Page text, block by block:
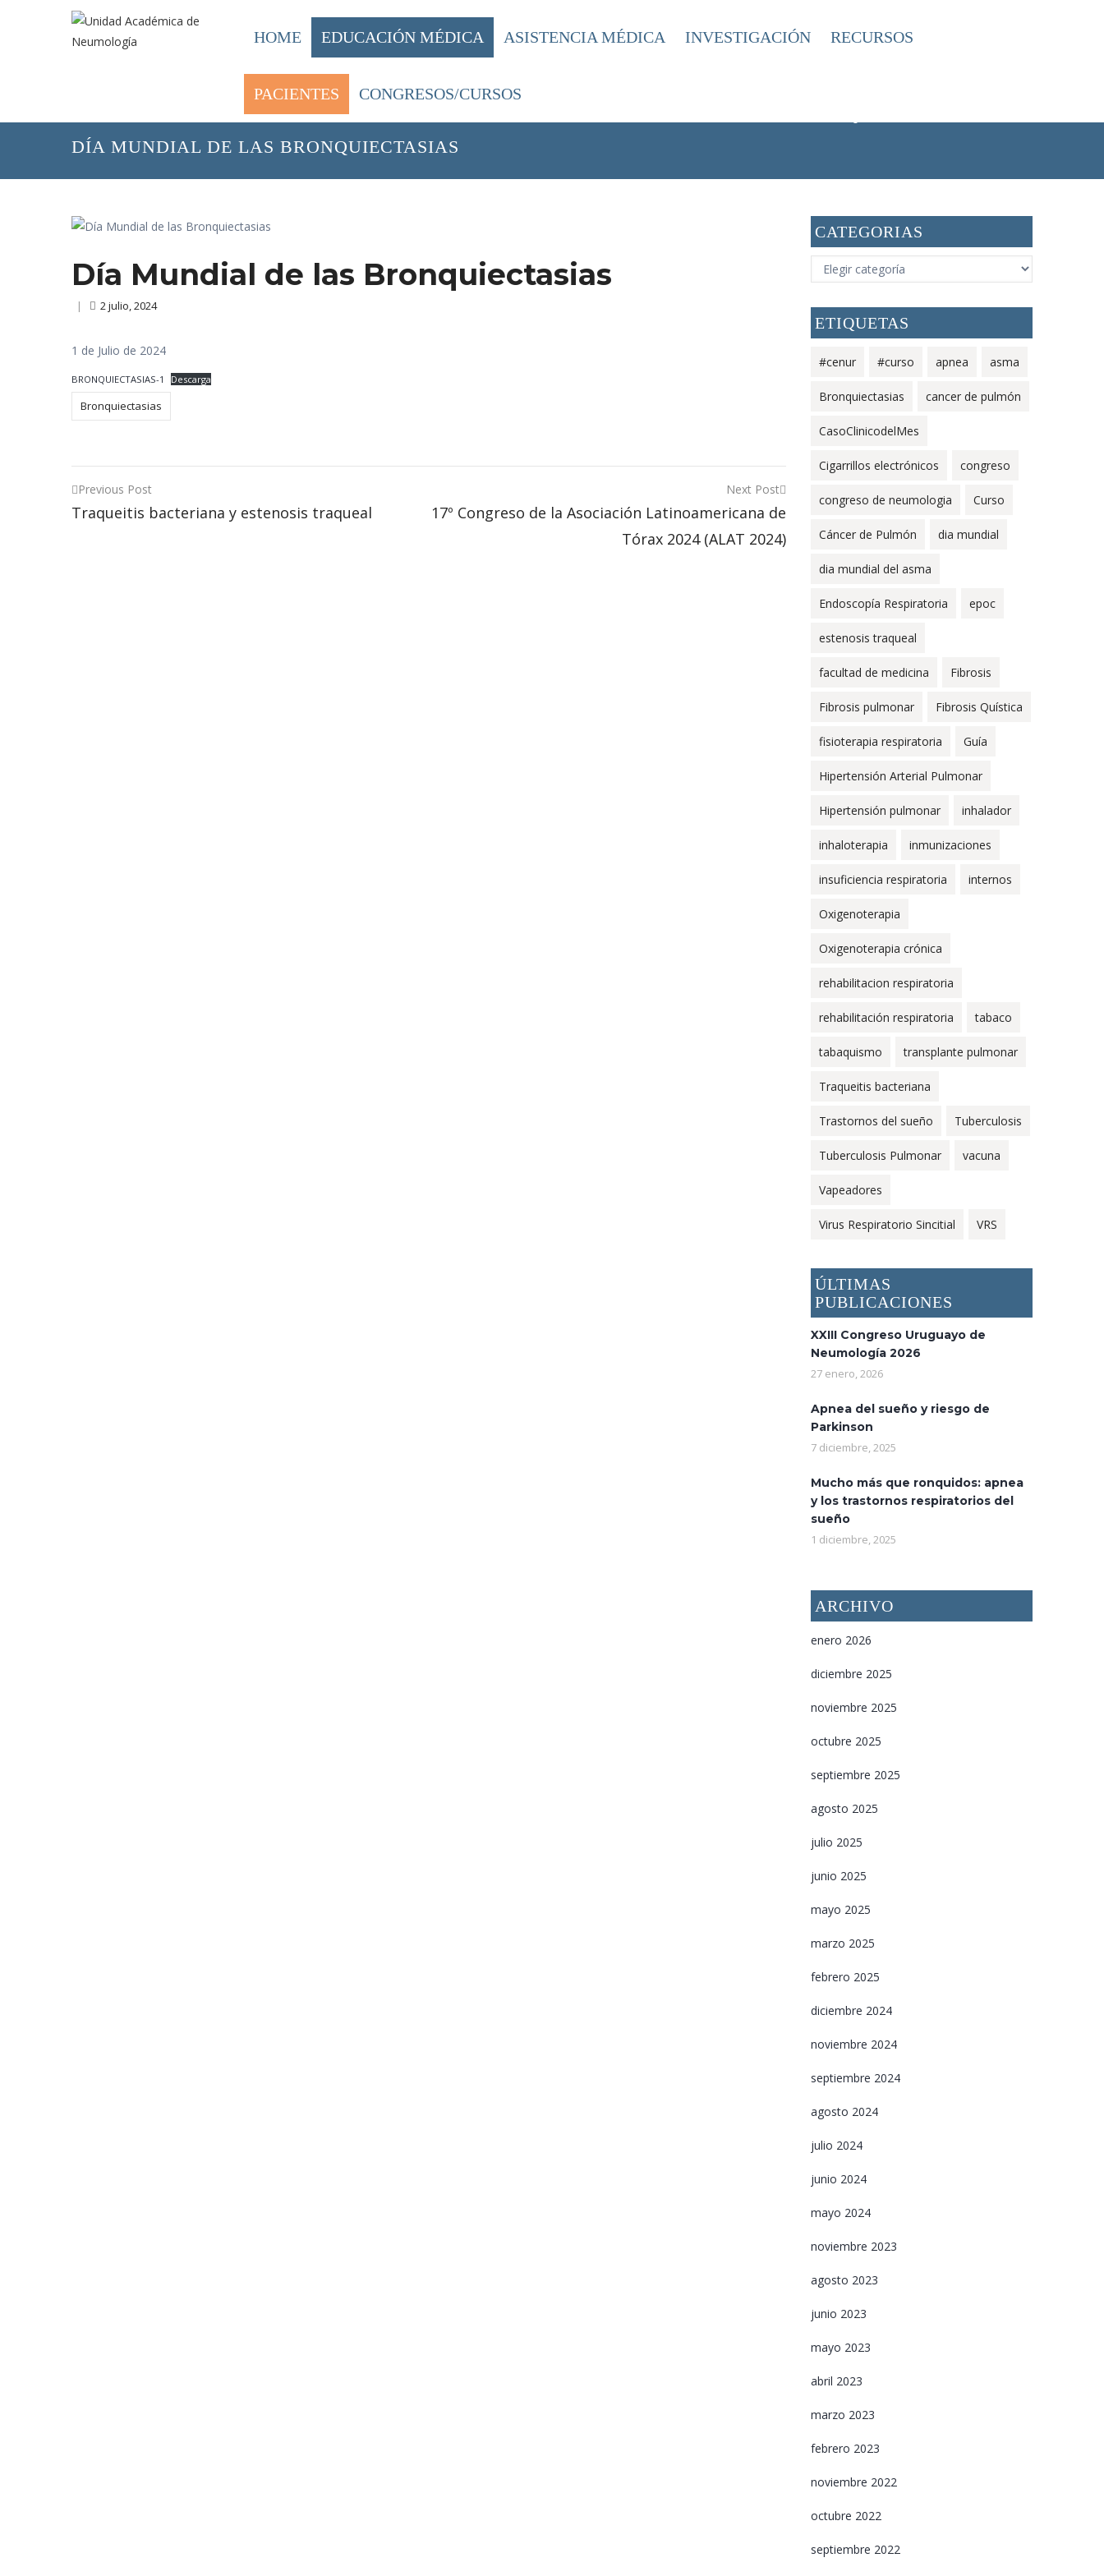
HOME EDUCACIÓN MÉDICA ASISTENCIA MÉDICA INVESTIGACIÓN RECURSOS
PACIENTES CONGRESOS/CURSOS
PACIENTES/INFORMACIÓN SOBRE ENFERMEDADES RESPIRATORIAS
DÍA MUNDIAL DE LAS BRONQUIECTASIAS
Día Mundial de las Bronquiectasias
| 2 julio, 2024
1 de Julio de 2024
BRONQUIECTASIAS-1 Descarga
Bronquiectasias
Post
navigation
Previous Post
Traqueitis bacteriana y estenosis traqueal
Next Post
17º Congreso de la Asociación Latinoamericana de
Tórax 2024 (ALAT 2024)
CATEGORIAS
CATEGORIAS
ETIQUETAS
#cenur #curso apnea asma
Bronquiectasias cancer de pulmón
CasoClinicodelMes
Cigarrillos electrónicos congreso
congreso de neumologia Curso
Cáncer de Pulmón dia mundial
dia mundial del asma
Endoscopía Respiratoria epoc
estenosis traqueal
facultad de medicina Fibrosis
Fibrosis pulmonar Fibrosis Quística
fisioterapia respiratoria Guía
Hipertensión Arterial Pulmonar
Hipertensión pulmonar inhalador
inhaloterapia inmunizaciones
insuficiencia respiratoria internos
Oxigenoterapia
Oxigenoterapia crónica
rehabilitacion respiratoria
rehabilitación respiratoria tabaco
tabaquismo transplante pulmonar
Traqueitis bacteriana
Trastornos del sueño Tuberculosis
Tuberculosis Pulmonar vacuna
Vapeadores
Virus Respiratorio Sincitial VRS
ÚLTIMAS
PUBLICACIONES
XXIII Congreso Uruguayo de
Neumología 2026
27 enero, 2026
Apnea del sueño y riesgo de
Parkinson
7 diciembre, 2025
Mucho más que ronquidos: apnea
y los trastornos respiratorios del
sueño
1 diciembre, 2025
ARCHIVO
enero 2026
diciembre 2025
noviembre 2025
octubre 2025
septiembre 2025
agosto 2025
julio 2025
junio 2025
mayo 2025
marzo 2025
febrero 2025
diciembre 2024
noviembre 2024
septiembre 2024
agosto 2024
julio 2024
junio 2024
mayo 2024
noviembre 2023
agosto 2023
junio 2023
mayo 2023
abril 2023
marzo 2023
febrero 2023
noviembre 2022
octubre 2022
septiembre 2022